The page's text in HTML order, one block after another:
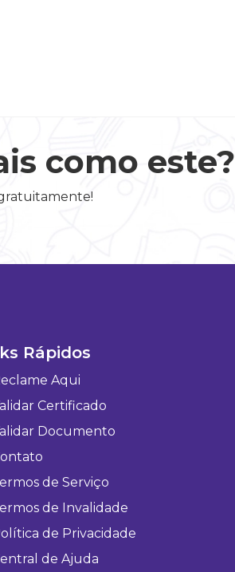
como este?
Rápidos
Aqui
Certificado
Documento
de Serviço
de Invalidade
de Privacidade
de Ajuda